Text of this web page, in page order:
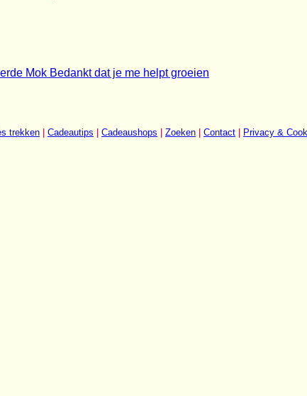
Mok Bedankt dat je me helpt groeien
trekken Cadeautips Cadeaushops Zoeken Contact Privacy &